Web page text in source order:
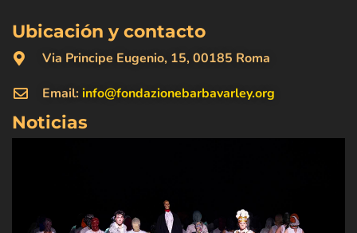
Ubicación y contacto
Via Principe Eugenio, 15, 00185 Roma
Email:info@fondazionebarbavarley.org
Noticias